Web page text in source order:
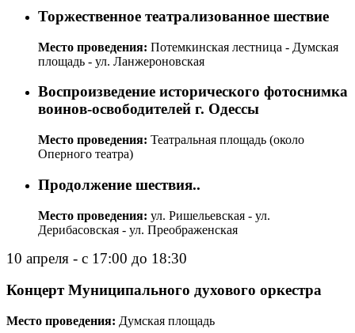
Торжественное театрализованное шествие
Место проведения: Потемкинская лестница - Думская
площадь - ул. Ланжероновская
Воспроизведение исторического фотоснимка
воинов-освободителей г. Одессы
Место проведения: Театральная площадь (около
Оперного театра)
Продолжение шествия..
Место проведения: ул. Ришельевская - ул.
Дерибасовская - ул. Преображенская
10 апреля - с 17:00 до 18:30
Концерт Муниципального духового оркестра
Место проведения: Думская площадь